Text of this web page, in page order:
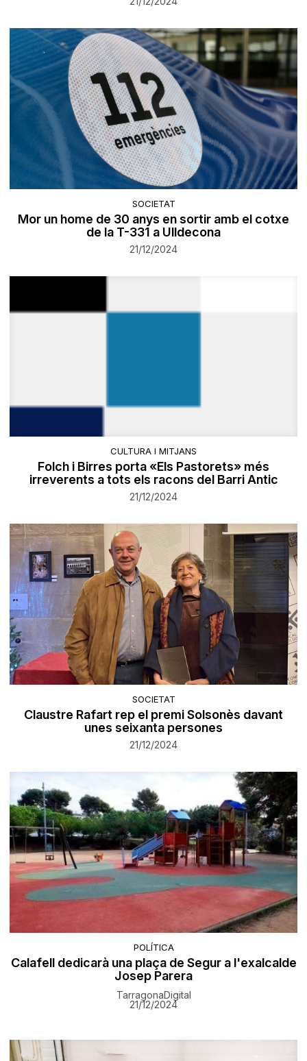
SOCIETAT
Mor un home de 30 anys en sortir amb el cotxe
de la T-331 a Ulldecona
21/12/2024
CULTURA I MITJANS
Folch i Birres porta «Els Pastorets» més
irreverents a tots els racons del Barri Antic
21/12/2024
SOCIETAT
Claustre Rafart rep el premi Solsonès davant
unes seixanta persones
21/12/2024
POLÍTICA
Calafell dedicarà una plaça de Segur a l'exalcalde
Josep Parera
TarragonaDigital
21/12/2024